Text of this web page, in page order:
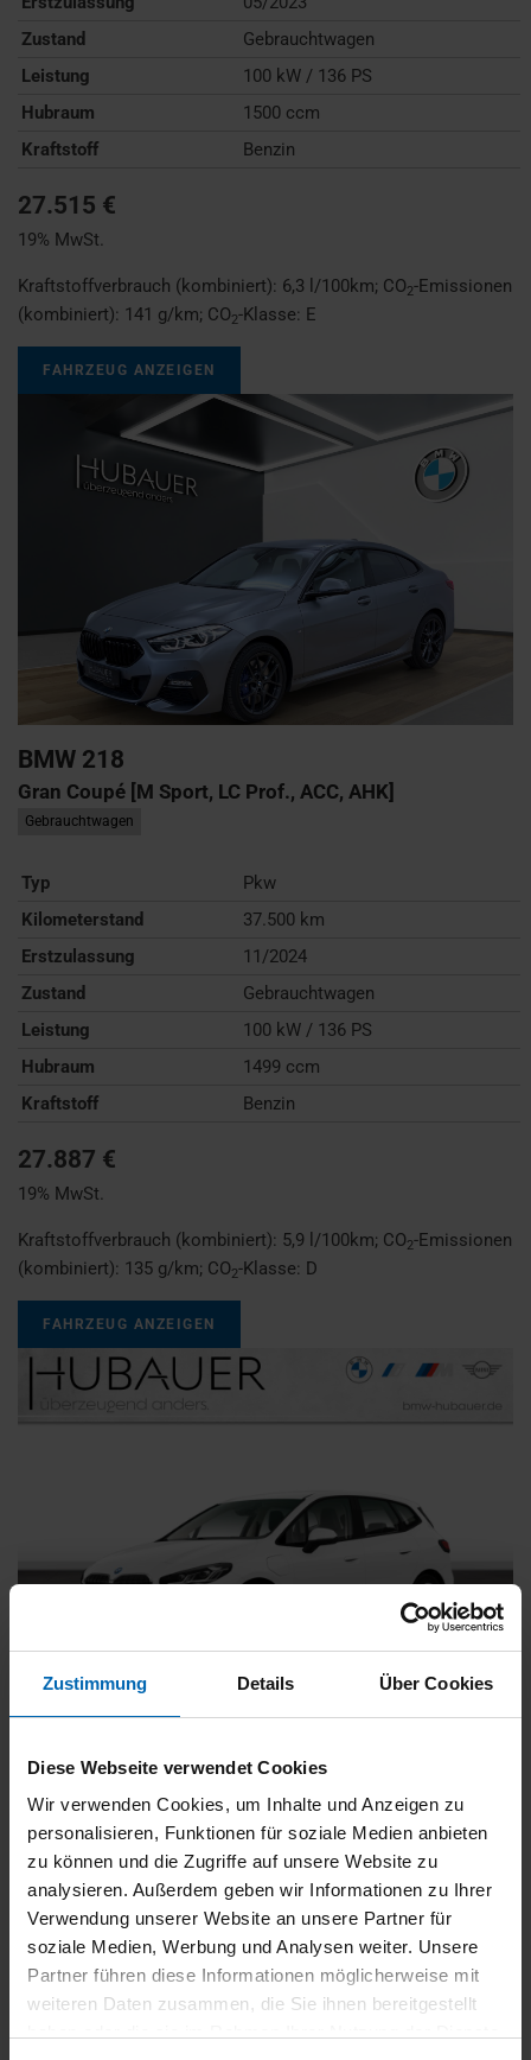
Zustimmung Details Über Cookies
Diese Webseite verwendet Cookies
Wir verwenden Cookies, um Inhalte und Anzeigen zu
personalisieren, Funktionen für soziale Medien anbieten
zu können und die Zugriffe auf unsere Website zu
analysieren. Außerdem geben wir Informationen zu Ihrer
Verwendung unserer Website an unsere Partner für
soziale Medien, Werbung und Analysen weiter. Unsere
Partner führen diese Informationen möglicherweise mit
weiteren Daten zusammen, die Sie ihnen bereitgestellt
Zustand
Gebrauchtwagen
Leistung
100 kW / 136 PS
Hubraum
1500 ccm
Kraftstoff
Benzin
27.515 €
19% MwSt.
Kraftstoffverbrauch (kombiniert): 6,3 l/100km; CO2-Emissionen
(kombiniert): 141 g/km; CO2-Klasse: E
FAHRZEUG ANZEIGEN
BMW 218
Gran Coupé [M Sport, LC Prof., ACC, AHK]
Gebrauchtwagen
Typ
Pkw
Kilometerstand
37.500 km
Erstzulassung
11/2024
Zustand
Gebrauchtwagen
Leistung
100 kW / 136 PS
Hubraum
1499 ccm
Kraftstoff
Benzin
27.887 €
19% MwSt.
Kraftstoffverbrauch (kombiniert): 5,9 l/100km; CO2-Emissionen
(kombiniert): 135 g/km; CO2-Klasse: D
FAHRZEUG ANZEIGEN
BMW 225
Gebrauchtwagen
Typ
Pkw
Kilometerstand
54.750 km
Erstzulassung
05/2023
Zustand
Gebrauchtwagen
Leistung
180 kW / 245 PS